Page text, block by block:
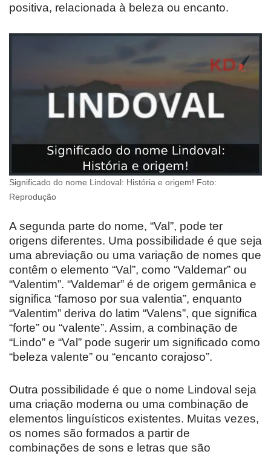
positiva, relacionada à beleza ou encanto.
Significado do nome Lindoval: História e origem! Foto:
Reprodução
A segunda parte do nome, “Val”, pode ter
origens diferentes. Uma possibilidade é que seja
uma abreviação ou uma variação de nomes que
contêm o elemento “Val”, como “Valdemar” ou
“Valentim”. “Valdemar” é de origem germânica e
significa “famoso por sua valentia”, enquanto
“Valentim” deriva do latim “Valens”, que significa
“forte” ou “valente”. Assim, a combinação de
“Lindo” e “Val” pode sugerir um significado como
“beleza valente” ou “encanto corajoso”.
Outra possibilidade é que o nome Lindoval seja
uma criação moderna ou uma combinação de
elementos linguísticos existentes. Muitas vezes,
os nomes são formados a partir de
combinações de sons e letras que são